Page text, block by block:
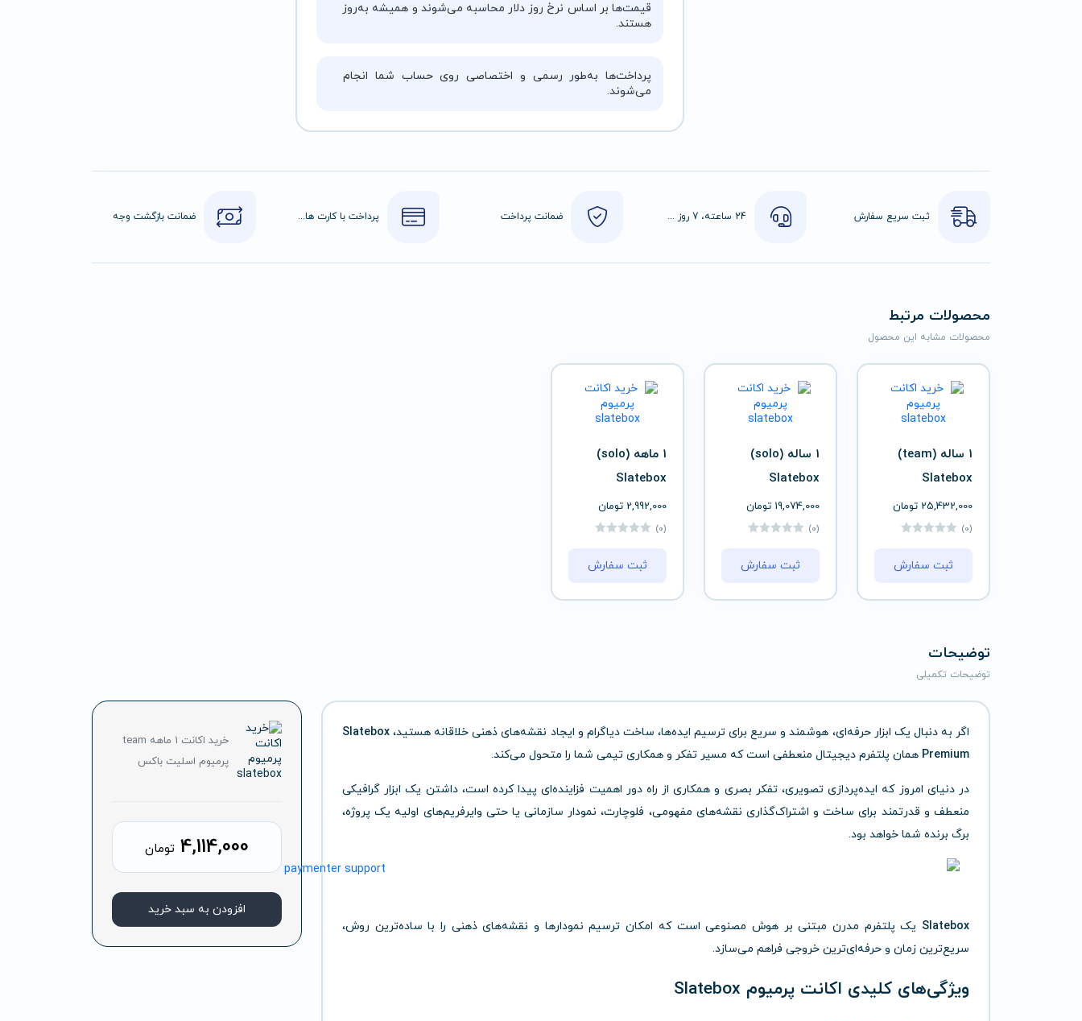
قیمت‌ها بر اساس نرخ روز دلار محاسبه می‌شوند و همیشه به‌روز
هستند.
پرداخت‌ها به‌طور رسمی و اختصاصی روی حساب شما انجام
می‌شوند.
ثبت سریع سفارش 24 ساعته، 7 روز هفته ضمانت پرداخت پرداخت با کارت های عضو شتاب ضمانت بازگشت وجه
محصولات مرتبط
محصولات مشابه این محصول
1 ساله (team)
Slatebox
25,432,000 تومان
(0)
ثبت سفارش
1 ساله (solo)
Slatebox
19,074,000 تومان
(0)
ثبت سفارش
1 ماهه (solo)
Slatebox
2,992,000 تومان
(0)
ثبت سفارش
توضیحات
توضیحات تکمیلی
اگر به دنبال یک ابزار حرفه‌ای، هوشمند و سریع برای ترسیم ایده‌ها، ساخت دیاگرام و ایجاد نقشه‌های ذهنی خلاقانه هستید، Slatebox
Premium همان پلتفرم دیجیتال منعطفی است که مسیر تفکر و همکاری تیمی شما را متحول می‌کند.
در دنیای امروز که ایده‌پردازی تصویری، تفکر بصری و همکاری از راه دور اهمیت فزاینده‌ای پیدا کرده است، داشتن یک ابزار گرافیکی
منعطف و قدرتمند برای ساخت و اشتراک‌گذاری نقشه‌های مفهومی، فلوچارت، نمودار سازمانی یا حتی وایرفریم‌های اولیه یک پروژه،
برگ برنده شما خواهد بود.
Slatebox یک پلتفرم مدرن مبتنی بر هوش مصنوعی است که امکان ترسیم نمودارها و نقشه‌های ذهنی را با ساده‌ترین روش،
سریع‌ترین زمان و حرفه‌ای‌ترین خروجی فراهم می‌سازد.
ویژگی‌های کلیدی اکانت پرمیوم Slatebox
خرید اکانت 1 ماهه team
پرمیوم اسلیت باکس
4,114,000 تومان
افزودن به سبد خرید